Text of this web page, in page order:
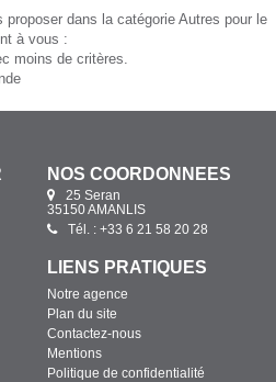
dans la catégorie Autres pour le
à vous :
moins de critères.
NOS COORDONNÉES
25 Seran
35150 AMANLIS
Tél. : +33 6 21 58 20 28
LIENS PRATIQUES
Notre agence
Plan du site
Contactez-nous
Mentions
Politique de confidentialité